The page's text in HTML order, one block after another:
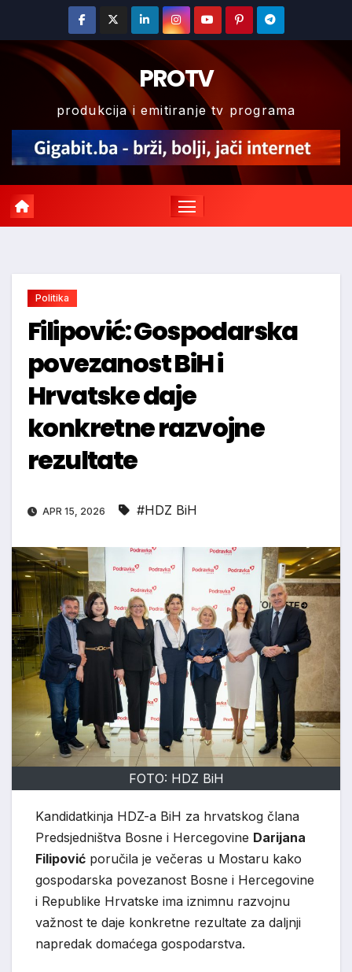
content
PROTV
produkcija i emitiranje tv programa
Politika
Filipović: Gospodarska
povezanost BiH i
Hrvatske daje
konkretne razvojne
rezultate
APR 15, 2026 #HDZ BiH
FOTO: HDZ BiH
Kandidatkinja HDZ-a BiH za hrvatskog člana
Predsjedništva Bosne i Hercegovine Darijana
Filipović poručila je večeras u Mostaru kako
gospodarska povezanost Bosne i Hercegovine
i Republike Hrvatske ima iznimnu razvojnu
važnost te daje konkretne rezultate za daljnji
napredak domaćega gospodarstva.